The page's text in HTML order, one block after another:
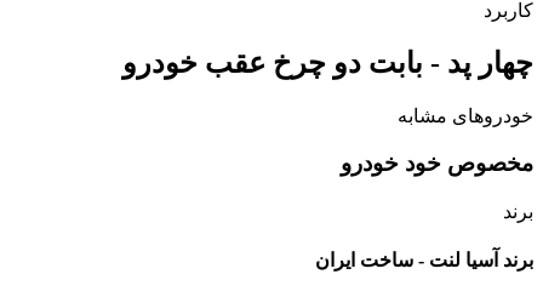
کاربرد
چهار پد - بابت دو چرخ عقب خودرو
خودروهای مشابه
مخصوص خود خودرو
برند
برند آسیا لنت - ساخت ایران